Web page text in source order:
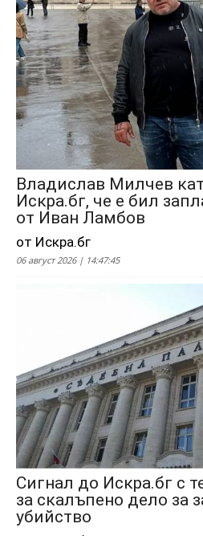
Владислав Милчев
Искра.бг, че е бил
от Иван Ламбов
от Искра.бг
06 август 2026 | 14:47:45
Сигнал до Искра.бг с
за скалъпено дело за
убийство